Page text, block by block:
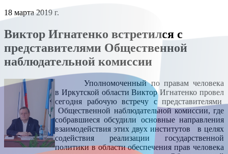
18 марта 2019 г.
Виктор Игнатенко встретился с
представителями Общественной
наблюдательной комиссии
Уполномоченный по правам человека
в Иркутской области Виктор Игнатенко провел
сегодня рабочую встречу с представителями
Общественной наблюдательной комиссии, где
собравшиеся обсудили основные направления
взаимодействия этих двух институтов в целях
содействия реализации государственной
политики в области обеспечения прав человека